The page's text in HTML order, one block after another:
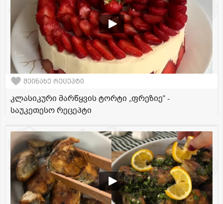
შეინახე რეცეპტი
კლასიკური მარწყვის ტორტი „ფრეზიე“ -
საუკეთესო რეცეპტი